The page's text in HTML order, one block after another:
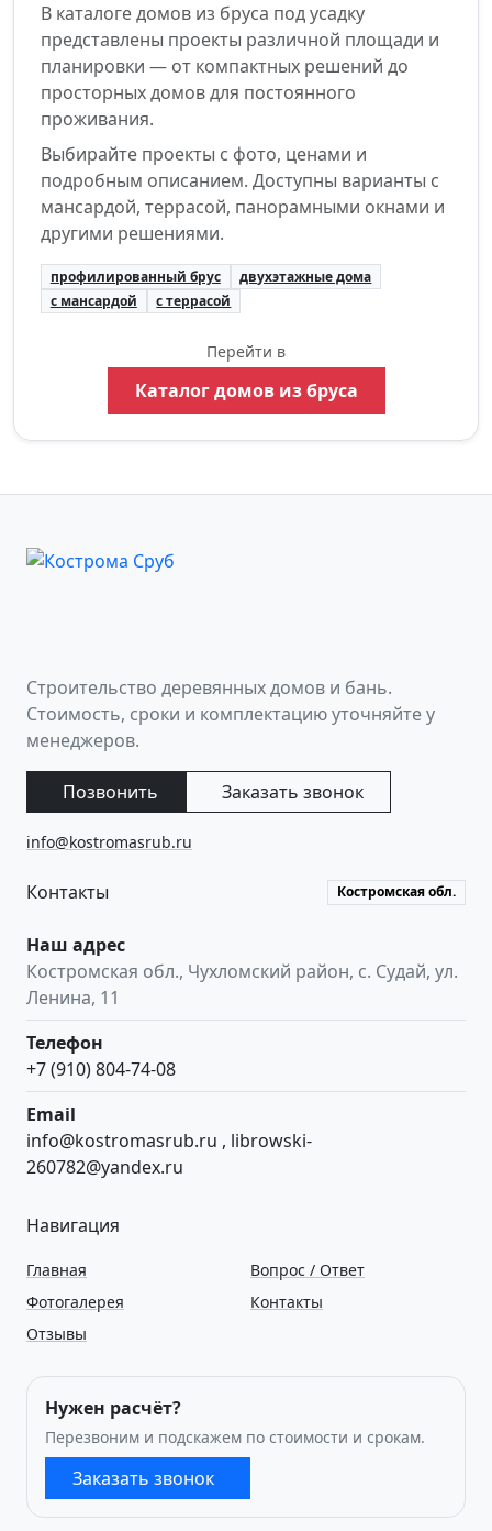
В каталоге домов из бруса под усадку
представлены проекты различной площади и
планировки — от компактных решений до
просторных домов для постоянного
проживания.
Выбирайте проекты с фото, ценами и
подробным описанием. Доступны варианты с
мансардой, террасой, панорамными окнами и
другими решениями.
профилированный брус
двухэтажные дома
с мансардой
с террасой
Перейти в
Каталог домов из бруса
Строительство деревянных домов и бань.
Стоимость, сроки и комплектацию уточняйте у
менеджеров.
Позвонить Заказать звонок
info@kostromasrub.ru
Контакты Костромская обл.
Наш адрес
Костромская обл., Чухломский район, с. Судай, ул.
Ленина, 11
Телефон
+7 (910) 804-74-08
Email
info@kostromasrub.ru , librowski-
260782@yandex.ru
Навигация
Главная
Фотогалерея
Отзывы
Вопрос / Ответ
Контакты
Нужен расчёт?
Перезвоним и подскажем по стоимости и срокам.
Заказать звонок